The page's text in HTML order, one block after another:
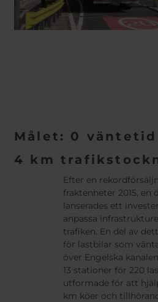
Målet: 0
4 km
Efter en
fraktenheter 2015, en
lanserades ett
anpassa
trafiken. En del av
för lastbilar som
över Engelska
13 stationer för 220
utformade för att
km köer och